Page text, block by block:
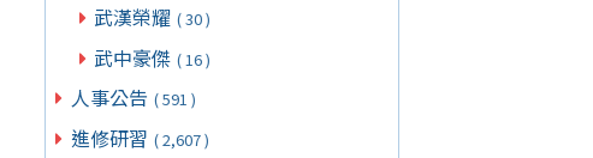
武漢榮耀 ( 30 )
武中豪傑 ( 16 )
人事公告 ( 591 )
進修研習 ( 2,607 )